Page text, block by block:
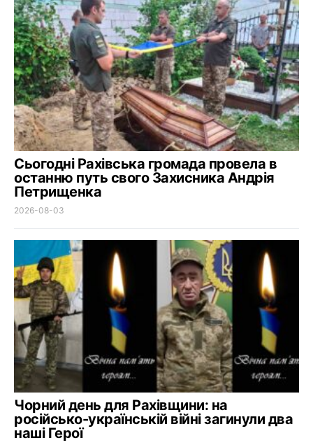
Сьогодні Рахівська громада провела в
останню путь свого Захисника Андрія
Петрищенка
2026-08-03
Чорний день для Рахівщини: на
російсько-українській війні загинули два
наші Герої